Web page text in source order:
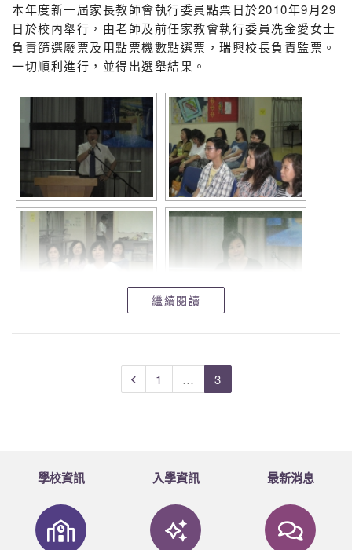
本年度新一屆家長教師會執行委員點票日於2010年9月29
日於校內舉行，由老師及前任家教會執行委員冼金愛女士
負責篩選廢票及用點票機數點選票，瑞興校長負責監票。
一切順利進行，並得出選舉結果。
繼續閱讀
1 … 3
學校資訊 入學資訊 最新消息